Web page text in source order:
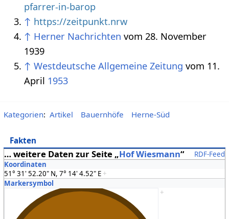
pfarrer-in-barop
↑ https://zeitpunkt.nrw
↑ Herner Nachrichten vom 28. November
1939
↑ Westdeutsche Allgemeine Zeitung vom 11.
April 1953
Kategorien: Artikel Bauernhöfe Herne-Süd
Fakten
… weitere Daten zur Seite „Hof Wiesmann“
RDF-Feed
Koordinaten
51° 31' 52.20" N, 7° 14' 4.52" E +
Markersymbol
+